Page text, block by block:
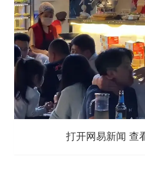
打开网易新闻 查